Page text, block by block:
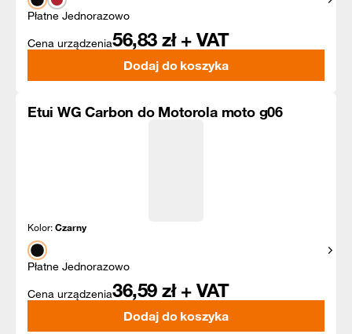
Płatne Jednorazowo
Cena urządzenia56,83 zł + VAT
Dodaj do koszyka
Etui WG Carbon do Motorola moto g06
Kolor:Czarny
Płatne Jednorazowo
Cena urządzenia36,59 zł + VAT
Dodaj do koszyka